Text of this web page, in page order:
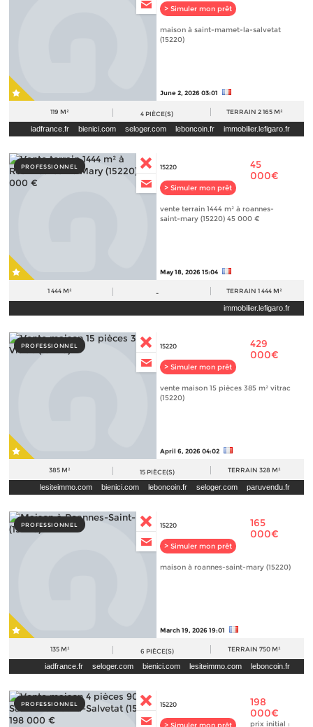
> Simuler mon prêt
maison à saint-mamet-la-salvetat
(15220)
June 2, 2026 03:01
119 M² 4 PIÈCE(S) TERRAIN 2 165 M²
iadfrance.fr bienici.com seloger.com leboncoin.fr
immobilier.lefigaro.fr
PROFESSIONNEL 15220
> Simuler mon prêt
45
000€
vente terrain 1444 m² à roannes-
saint-mary (15220) 45 000 €
May 18, 2026 15:04
1 444 M² - TERRAIN 1 444 M²
immobilier.lefigaro.fr
PROFESSIONNEL 15220
> Simuler mon prêt
429
000€
vente maison 15 pièces 385 m² vitrac
(15220)
April 6, 2026 04:02
385 M² 15 PIÈCE(S) TERRAIN 328 M²
lesiteimmo.com bienici.com leboncoin.fr seloger.com paruvendu.fr
PROFESSIONNEL 15220
> Simuler mon prêt
165
000€
maison à roannes-saint-mary (15220)
March 19, 2026 19:01
135 M² 6 PIÈCE(S) TERRAIN 750 M²
iadfrance.fr seloger.com bienici.com lesiteimmo.com
leboncoin.fr
PROFESSIONNEL 15220
198
000€
prix initial :